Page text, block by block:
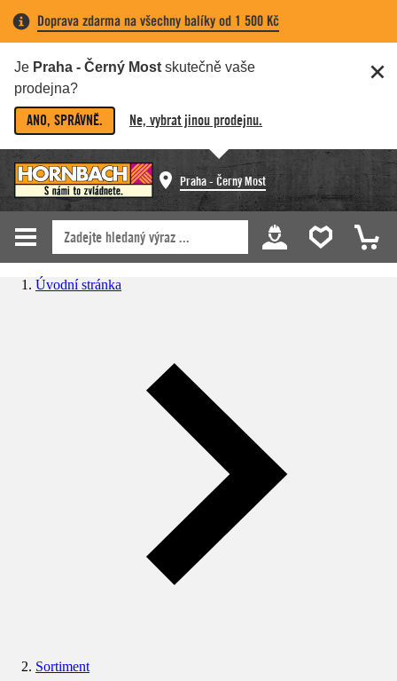
Doprava zdarma na všechny balíky od 1 500 Kč
Je Praha - Černý Most skutečně vaše
prodejna?
ANO, SPRÁVNĚ. Ne, vybrat jinou prodejnu.
Praha - Černý Most
Úvodní stránka
Sortiment